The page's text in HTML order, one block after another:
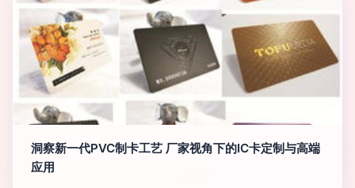
洞察新一代PVC制卡工艺 厂家视角下的IC卡定制与高端
应用